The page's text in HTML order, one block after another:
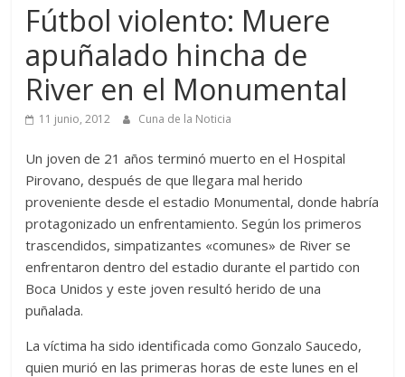
Fútbol violento: Muere
apuñalado hincha de
River en el Monumental
11 junio, 2012 Cuna de la Noticia
Un joven de 21 años terminó muerto en el Hospital
Pirovano, después de que llegara mal herido
proveniente desde el estadio Monumental, donde habría
protagonizado un enfrentamiento. Según los primeros
trascendidos, simpatizantes «comunes» de River se
enfrentaron dentro del estadio durante el partido con
Boca Unidos y este joven resultó herido de una
puñalada.
La víctima ha sido identificada como Gonzalo Saucedo,
quien murió en las primeras horas de este lunes en el